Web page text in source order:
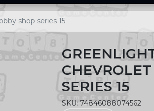
shop series 15
SERIES 15
SKU: 74846088074562